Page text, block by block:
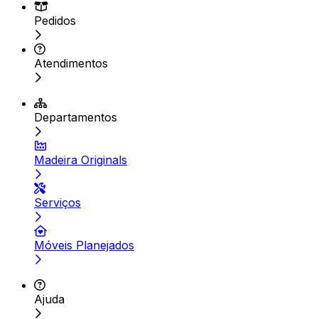
Pedidos
Atendimentos
Departamentos
Madeira Originals
Serviços
Móveis Planejados
Ajuda